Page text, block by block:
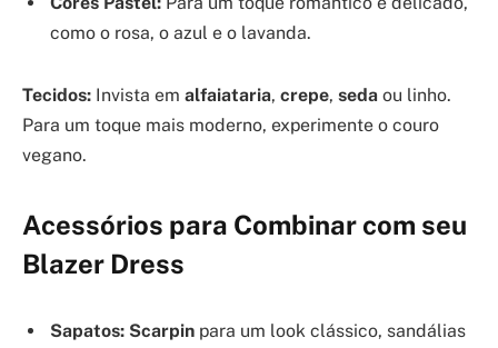
como o rosa, o azul e o lavanda.
Tecidos: Invista em alfaiataria, crepe, seda ou linho.
Para um toque mais moderno, experimente o couro
vegano.
Acessórios para Combinar com seu
Blazer Dress
Sapatos: Scarpin para um look clássico, sandálias